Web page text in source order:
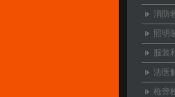
消防
照明
服装
法医
枪弹